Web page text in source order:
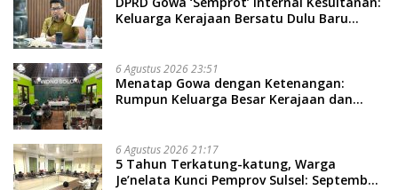
Keluarga Kerajaan Bersatu Dulu Baru
6 Agustus 2026 23:51
Menatap Gowa dengan Ketenangan:
Rumpun Keluarga Besar Kerajaan dan
Soal Adat dan Adab
6 Agustus 2026 21:17
5 Tahun Terkatung-katung, Warga
Je’nelata Kunci Pemprov Sulsel: September